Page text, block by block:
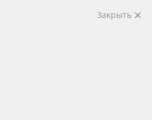
Закрыть